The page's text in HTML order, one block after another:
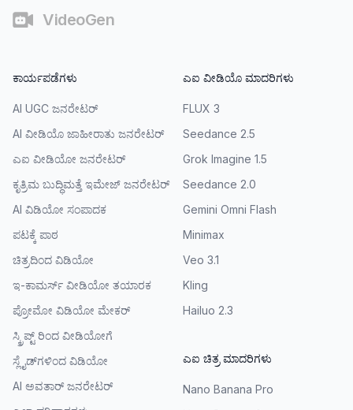
VideoGen
ಕಾರ್ಯಪಡೆಗಳು
AI UGC ಜನರೇಟರ್
AI ವೀಡಿಯೊ ಜಾಹೀರಾತು ಜನರೇಟರ್
ಎಐ ವೀಡಿಯೋ ಜನರೇಟರ್
ಕೃತ್ರಿಮ ಬುದ್ಧಿಮತ್ತೆ ಇಮೇಜ್ ಜನರೇಟರ್
AI ವಿಡಿಯೋ ಸಂಪಾದಕ
ಪಟಕ್ಕೆ ಪಾಠ
ಚಿತ್ರದಿಂದ ವಿಡಿಯೋ
ಇ-ಕಾಮರ್ಸ್ ವೀಡಿಯೋ ತಯಾರಕ
ಪ್ರೋಮೋ ವಿಡಿಯೋ ಮೇಕರ್
ಸ್ಕ್ರಿಪ್ಟ್ ರಿಂದ ವೀಡಿಯೋಗೆ
ಸ್ಲೈಡ್‌ಗಳಿಂದ ವಿಡಿಯೋ
AI ಅವತಾರ್ ಜನರೇಟರ್
ಎಐ ವೀಡಿಯೊ ಮಾದರಿಗಳು
FLUX 3
Seedance 2.5
Grok Imagine 1.5
Seedance 2.0
Gemini Omni Flash
Minimax
Veo 3.1
Kling
Hailuo 2.3
ಎಐ ಚಿತ್ರ ಮಾದರಿಗಳು
Nano Banana Pro